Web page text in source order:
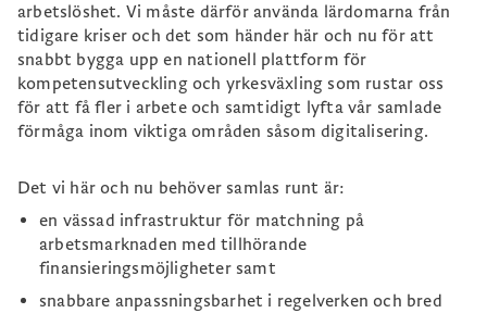
arbetslöshet. Vi måste därför använda lärdomarna från
tidigare kriser och det som händer här och nu för att
snabbt bygga upp en nationell plattform för
kompetensutveckling och yrkesväxling som rustar oss
för att få fler i arbete och samtidigt lyfta vår samlade
förmåga inom viktiga områden såsom digitalisering.
Det vi här och nu behöver samlas runt är:
en vässad infrastruktur för matchning på
arbetsmarknaden med tillhörande
finansieringsmöjligheter samt
snabbare anpassningsbarhet i regelverken och bred